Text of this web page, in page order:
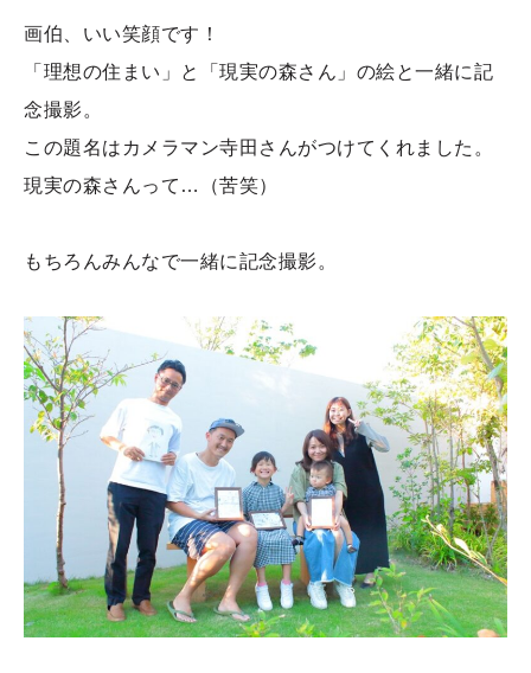
画伯、いい笑顔です！
「理想の住まい」と「現実の森さん」の絵と一緒に記
念撮影。
この題名はカメラマン寺田さんがつけてくれました。
現実の森さんって…（苦笑）
もちろんみんなで一緒に記念撮影。